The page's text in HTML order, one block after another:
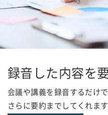
録音した内容を
会議や講義を録音するだけ
さらに要約までしてくれます